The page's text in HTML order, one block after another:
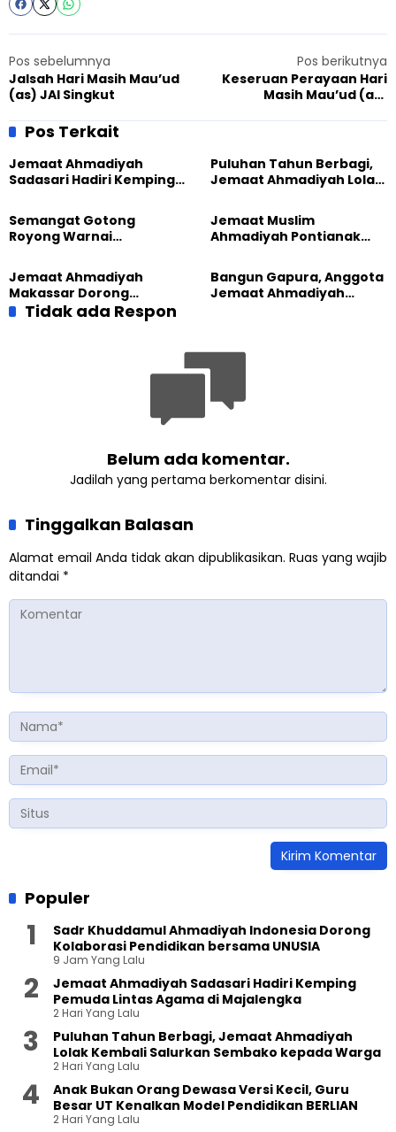
Pos sebelumnya
Jalsah Hari Masih Mau’ud
(as) JAI Singkut
Pos berikutnya
Keseruan Perayaan Hari
Masih Mau’ud (as)
Pos Terkait
Jemaat Ahmadiyah
Sadasari Hadiri Kemping
Puluhan Tahun Berbagi,
Jemaat Ahmadiyah Lolak
Sembako kepada Warga
Semangat Gotong
Royong Warnai
Masjid di Jemaat
Ahmadiyah Sukapura
Jemaat Muslim
Ahmadiyah Pontianak
Jemaat Ahmadiyah
Makassar Dorong
Kesadaran Lingkungan
Lewat Edukasi Ekoteologi
Bangun Gapura, Anggota
Jemaat Ahmadiyah
Tidak ada Respon
Belum ada komentar.
Jadilah yang pertama berkomentar disini.
Tinggalkan Balasan
Alamat email Anda tidak akan dipublikasikan. Ruas yang wajib
ditandai *
Populer
Sadr Khuddamul Ahmadiyah Indonesia Dorong
Kolaborasi Pendidikan bersama UNUSIA
9 Jam Yang Lalu
Jemaat Ahmadiyah Sadasari Hadiri Kemping
Pemuda Lintas Agama di Majalengka
2 Hari Yang Lalu
Puluhan Tahun Berbagi, Jemaat Ahmadiyah
Lolak Kembali Salurkan Sembako kepada Warga
2 Hari Yang Lalu
Anak Bukan Orang Dewasa Versi Kecil, Guru
Besar UT Kenalkan Model Pendidikan BERLIAN
2 Hari Yang Lalu